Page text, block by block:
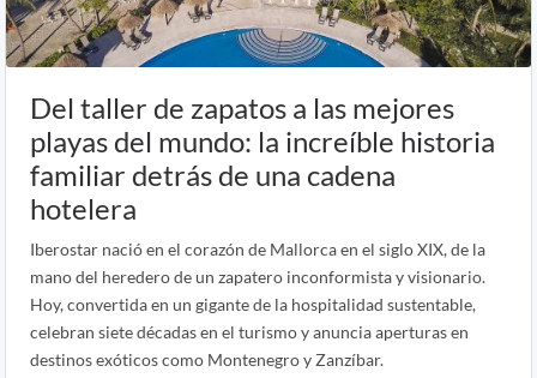
Del taller de zapatos a las mejores
playas del mundo: la increíble historia
familiar detrás de una cadena
hotelera
Iberostar nació en el corazón de Mallorca en el siglo XIX, de la
mano del heredero de un zapatero inconformista y visionario.
Hoy, convertida en un gigante de la hospitalidad sustentable,
celebran siete décadas en el turismo y anuncia aperturas en
destinos exóticos como Montenegro y Zanzíbar.